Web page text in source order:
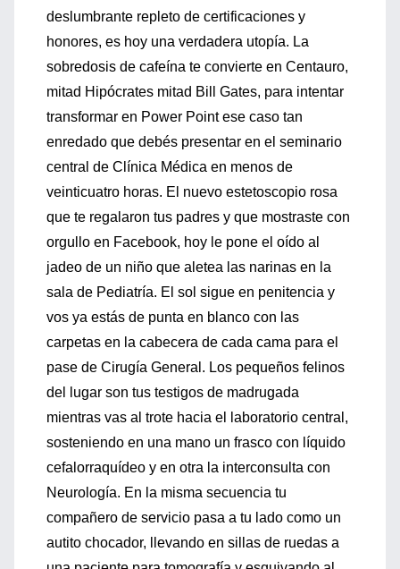
deslumbrante repleto de certificaciones y
honores, es hoy una verdadera utopía. La
sobredosis de cafeína te convierte en Centauro,
mitad Hipócrates mitad Bill Gates, para intentar
transformar en Power Point ese caso tan
enredado que debés presentar en el seminario
central de Clínica Médica en menos de
veinticuatro horas. El nuevo estetoscopio rosa
que te regalaron tus padres y que mostraste con
orgullo en Facebook, hoy le pone el oído al
jadeo de un niño que aletea las narinas en la
sala de Pediatría. El sol sigue en penitencia y
vos ya estás de punta en blanco con las
carpetas en la cabecera de cada cama para el
pase de Cirugía General. Los pequeños felinos
del lugar son tus testigos de madrugada
mientras vas al trote hacia el laboratorio central,
sosteniendo en una mano un frasco con líquido
cefalorraquídeo y en otra la interconsulta con
Neurología. En la misma secuencia tu
compañero de servicio pasa a tu lado como un
autito chocador, llevando en sillas de ruedas a